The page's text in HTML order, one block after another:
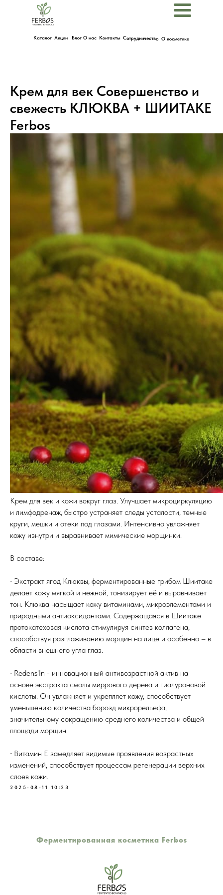
Каталог Акции Блог О нас Контакты Сотрудничество О косметике
Крем для век Совершенство и
свежесть КЛЮКВА + ШИИТАКЕ
Ferbos
Крем для век и кожи вокруг глаз. Улучшает микроциркуляцию
и лимфодренаж, быстро устраняет следы усталости, темные
круги, мешки и отеки под глазами. Интенсивно увлажняет
кожу изнутри и выравнивает мимические морщинки.
В составе:
∙ Экстракт ягод Клюквы, ферментированные грибом Шиитаке
делает кожу мягкой и нежной, тонизирует её и выравнивает
тон. Клюква насыщает кожу витаминами, микроэлементами и
природными антиоксидантами. Содержащаяся в Шиитаке
протокатеховая кислота стимулируя синтез коллагена,
способствуя разглаживанию морщин на лице и особенно – в
области внешнего угла глаз.
∙ Redens'In - инновационный антивозрастной актив на
основе экстракта смолы миррового дерева и гиалуроновой
кислоты. Он увлажняет и укрепляет кожу, способствует
уменьшению количества борозд микрорельефа,
значительному сокращению среднего количества и общей
площади морщин.
∙ Витамин Е замедляет видимые проявления возрастных
изменений, способствует процессам регенерации верхних
слоев кожи.
2025-08-11 10:23
Ферментированная косметика Ferbos